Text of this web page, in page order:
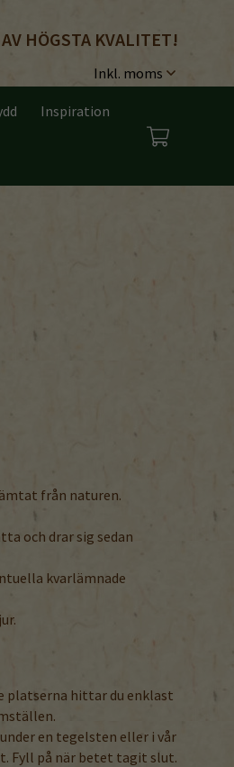
HÖGSTA KVALITET!
Inspiration
från naturen.
och drar sig sedan
kvarlämnade
platserna hittar du enklast
en tegelsten eller i vår
Fyll på när betet tagit slut.